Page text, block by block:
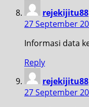
rejekijitu88
27 September
Informasi data
Reply
rejekijitu88
27 September